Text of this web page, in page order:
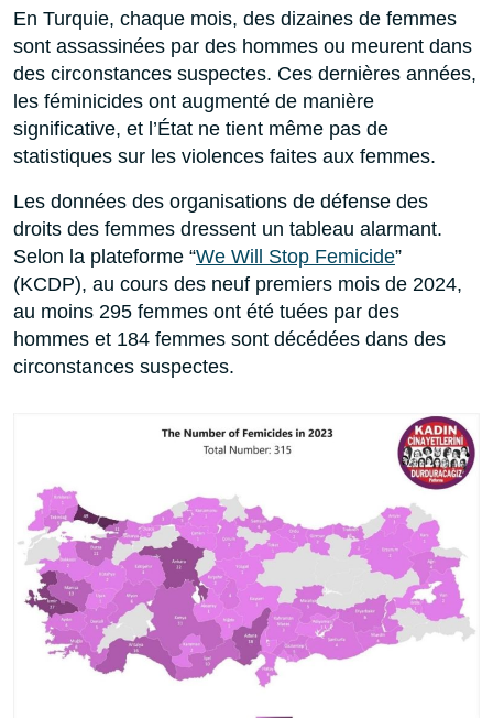
En Turquie, chaque mois, des dizaines de femmes
sont assassinées par des hommes ou meurent dans
des circonstances suspectes. Ces dernières années,
les féminicides ont augmenté de manière
significative, et l’État ne tient même pas de
statistiques sur les violences faites aux femmes.
Les données des organisations de défense des
droits des femmes dressent un tableau alarmant.
Selon la plateforme “We Will Stop Femicide”
(KCDP), au cours des neuf premiers mois de 2024,
au moins 295 femmes ont été tuées par des
hommes et 184 femmes sont décédées dans des
circonstances suspectes.